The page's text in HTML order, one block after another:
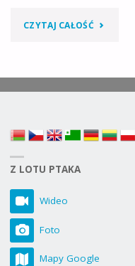
CZYTAJ CAŁOŚĆ"HISTORIA
W
Z LOTU PTAKA
Wideo
Foto
Mapy Google